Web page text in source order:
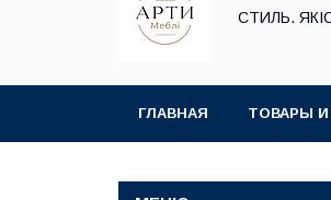
СТИЛЬ.
ГЛАВНАЯ ТОВАРЫ И